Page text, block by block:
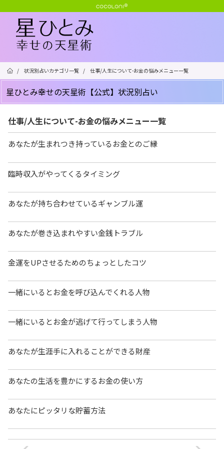
/ 状況別占いカテゴリ一覧 / 仕事/人生について-お金の悩みメニュー一覧
星ひとみ幸せの天星術【公式】状況別占い
仕事/人生について-お金の悩みメニュー一覧
あなたが生まれつき持っているお金とのご縁
臨時収入がやってくるタイミング
あなたが持ち合わせているギャンブル運
あなたが巻き込まれやすい金銭トラブル
金運をUPさせるためのちょっとしたコツ
一緒にいるとお金を呼び込んでくれる人物
一緒にいるとお金が逃げて行ってしまう人物
あなたが生涯手に入れることができる財産
あなたの生活を豊かにするお金の使い方
あなたにピッタリな貯蓄方法